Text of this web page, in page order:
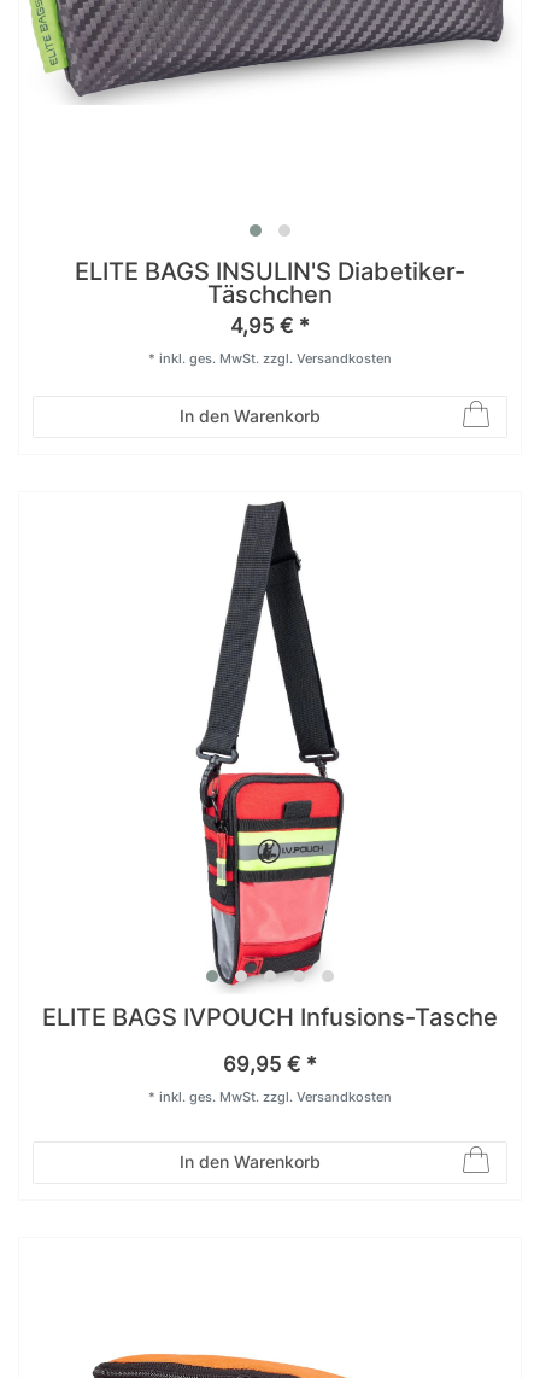
ELITE BAGS INSULIN'S Diabetiker-
Täschchen
4,95 € *
In den Warenkorb
* inkl. ges. MwSt. zzgl. Versandkosten
ELITE BAGS IVPOUCH Infusions-Tasche
69,95 € *
In den Warenkorb
* inkl. ges. MwSt. zzgl. Versandkosten